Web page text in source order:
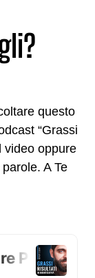
questo
“Grassi
video oppure
A Te